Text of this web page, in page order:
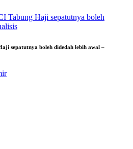
sepatutnya boleh didedah lebih awal –